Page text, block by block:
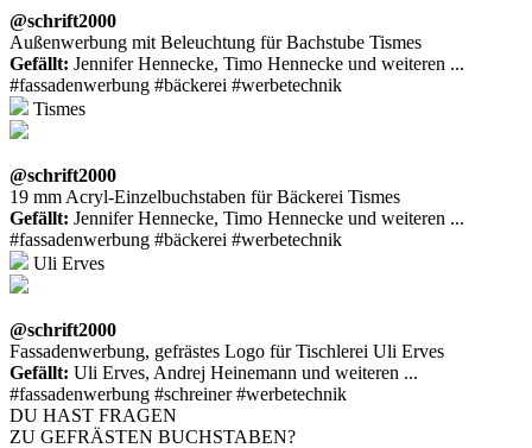
@schrift2000
Außenwerbung mit Beleuchtung für Bachstube Tismes
Gefällt: Jennifer Hennecke, Timo Hennecke und weiteren ...
#fassadenwerbung #bäckerei #werbetechnik
Tismes
@schrift2000
19 mm Acryl-Einzelbuchstaben für Bäckerei Tismes
Gefällt: Jennifer Hennecke, Timo Hennecke und weiteren ...
#fassadenwerbung #bäckerei #werbetechnik
Uli Erves
@schrift2000
Fassadenwerbung, gefrästes Logo für Tischlerei Uli Erves
Gefällt: Uli Erves, Andrej Heinemann und weiteren ...
#fassadenwerbung #schreiner #werbetechnik
DU HAST FRAGEN
ZU GEFRÄSTEN BUCHSTABEN?